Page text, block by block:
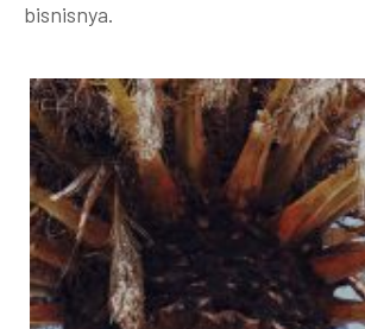
bisnisnya.